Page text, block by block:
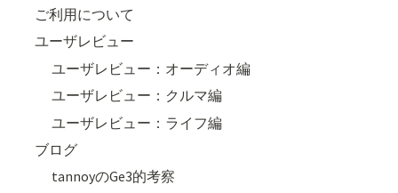
ご利用について
ユーザレビュー
ユーザレビュー：オーディオ編
ユーザレビュー：クルマ編
ユーザレビュー：ライフ編
ブログ
tannoyのGe3的考察